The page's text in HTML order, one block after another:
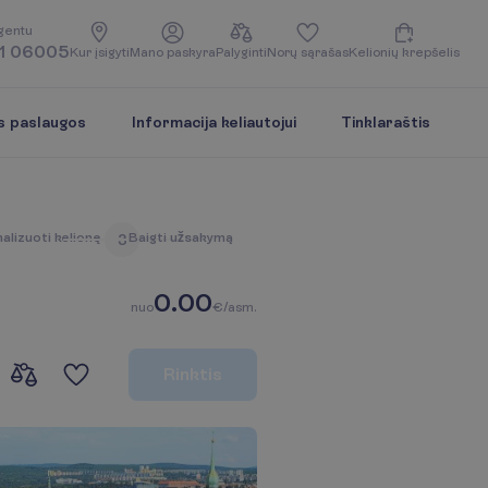
entu
06005Kur įsigytiMano paskyraPalygintiNorų sąrašasKelionių krepšelis
paslaugos Informacija keliautojui Tinklaraštis
alizuoti kelionę 3 Baigti užsakymą
nuo0.00€/asm.